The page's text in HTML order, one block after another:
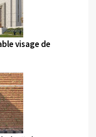
visage de